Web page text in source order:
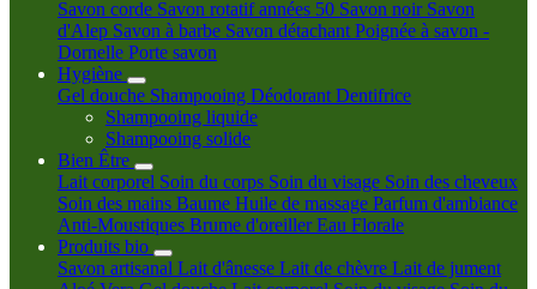
Savon corde Savon rotatif années 50 Savon noir Savon
d'Alep Savon à barbe Savon détachant Poignée à savon -
Dornelle Porte savon
Hygiène
Gel douche Shampooing Déodorant Dentifrice
Shampooing liquide
Shampooing solide
Bien Être
Lait corporel Soin du corps Soin du visage Soin des cheveux
Soin des mains Baume Huile de massage Parfum d'ambiance
Anti-Moustiques Brume d'oreillerEau Florale
Produits bio
Savon artisanal Lait d'ânesse Lait de chèvre Lait de jument